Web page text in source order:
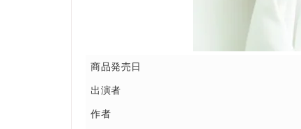
商品発売日
出演者
作者